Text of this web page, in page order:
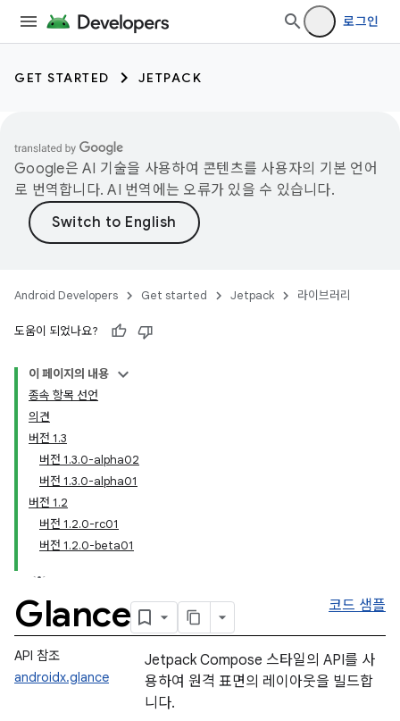
로그인
GET STARTED JETPACK
Google은 AI 기술을 사용하여 콘텐츠를 사용자의 기본 언어
로 번역합니다. AI 번역에는 오류가 있을 수 있습니다.
Android Developers Get started Jetpack 라이브러리
도움이 되었나요?
이 페이지의 내용
종속 항목 선언
의견
버전 1.3
버전 1.3.0-alpha02
버전 1.3.0-alpha01
버전 1.2
버전 1.2.0-rc01
버전 1.2.0-beta01
Glance 코드 샘플
API 참조
androidx.glance
Jetpack Compose 스타일의 API를 사
용하여 원격 표면의 레이아웃을 빌드합
니다.